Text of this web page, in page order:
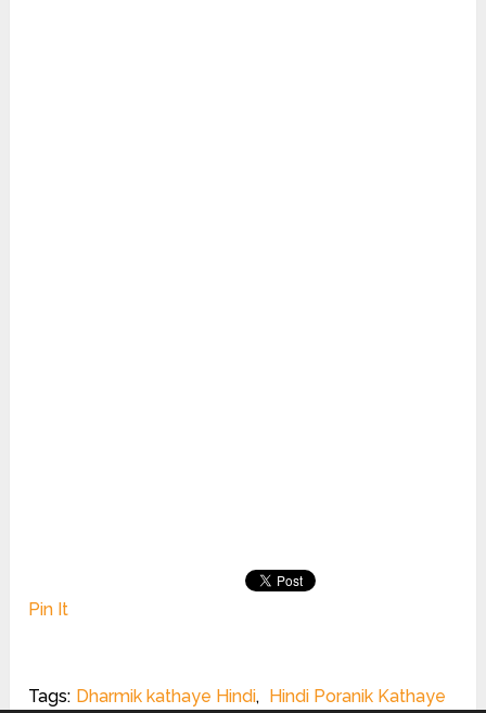
Pin It
Tags: Dharmik kathaye Hindi, Hindi Poranik Kathaye